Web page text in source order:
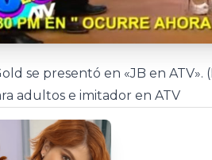
se presentó en «JB en ATV».
adultos e imitador en ATV